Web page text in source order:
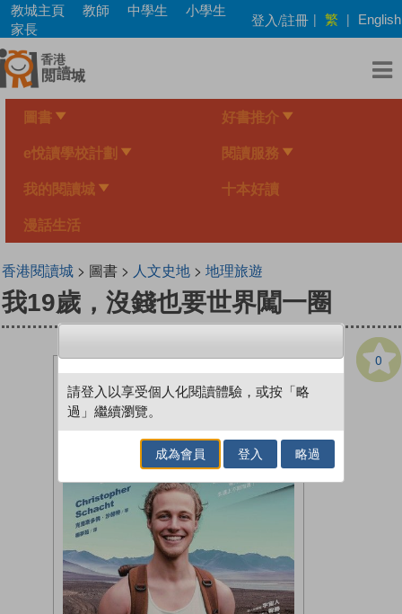
Skip
main
content
教城主頁 教師 中學生
小學生
家長
登入/註冊 | 繁 | English
圖書 好書推介
e悅讀學校計劃 閱讀服務
我的閱讀城 十本好讀
漫話生活
香港閱讀城> 圖書 > 人文史地> 地理旅遊
我19歲，沒錢也要世界闖一圈
0
請登入以享受個人化閱讀體驗，或按「略
過」繼續瀏覽。
成為會員 登入 略過